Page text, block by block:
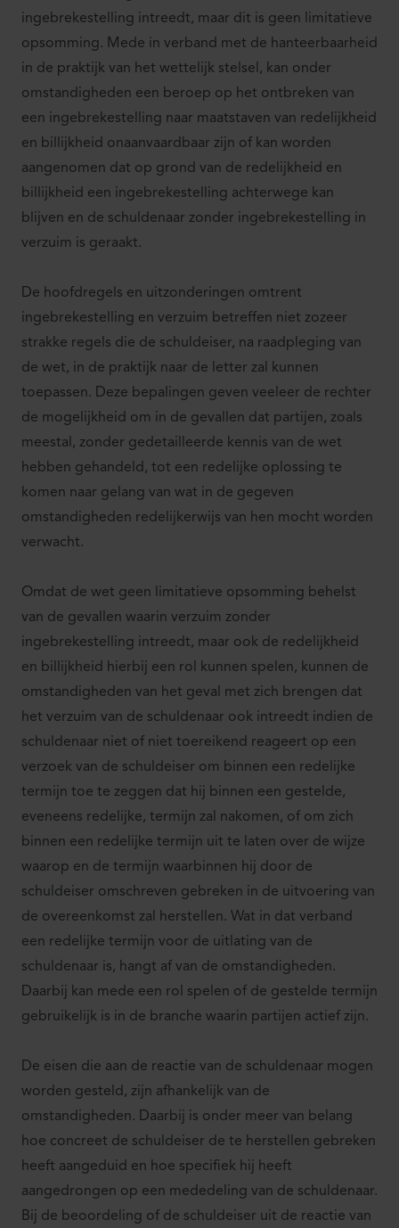
ingebrekestelling intreedt, maar dit is geen limitatieve
opsomming. Mede in verband met de hanteerbaarheid
in de praktijk van het wettelijk stelsel, kan onder
omstandigheden een beroep op het ontbreken van
een ingebrekestelling naar maatstaven van redelijkheid
en billijkheid onaanvaardbaar zijn of kan worden
aangenomen dat op grond van de redelijkheid en
billijkheid een ingebrekestelling achterwege kan
blijven en de schuldenaar zonder ingebrekestelling in
verzuim is geraakt.
De hoofdregels en uitzonderingen omtrent
ingebrekestelling en verzuim betreffen niet zozeer
strakke regels die de schuldeiser, na raadpleging van
de wet, in de praktijk naar de letter zal kunnen
toepassen. Deze bepalingen geven veeleer de rechter
de mogelijkheid om in de gevallen dat partijen, zoals
meestal, zonder gedetailleerde kennis van de wet
hebben gehandeld, tot een redelijke oplossing te
komen naar gelang van wat in de gegeven
omstandigheden redelijkerwijs van hen mocht worden
verwacht.
Omdat de wet geen limitatieve opsomming behelst
van de gevallen waarin verzuim zonder
ingebrekestelling intreedt, maar ook de redelijkheid
en billijkheid hierbij een rol kunnen spelen, kunnen de
omstandigheden van het geval met zich brengen dat
het verzuim van de schuldenaar ook intreedt indien de
schuldenaar niet of niet toereikend reageert op een
verzoek van de schuldeiser om binnen een redelijke
termijn toe te zeggen dat hij binnen een gestelde,
eveneens redelijke, termijn zal nakomen, of om zich
binnen een redelijke termijn uit te laten over de wijze
waarop en de termijn waarbinnen hij door de
schuldeiser omschreven gebreken in de uitvoering van
de overeenkomst zal herstellen. Wat in dat verband
een redelijke termijn voor de uitlating van de
schuldenaar is, hangt af van de omstandigheden.
Daarbij kan mede een rol spelen of de gestelde termijn
gebruikelijk is in de branche waarin partijen actief zijn.
De eisen die aan de reactie van de schuldenaar mogen
worden gesteld, zijn afhankelijk van de
omstandigheden. Daarbij is onder meer van belang
hoe concreet de schuldeiser de te herstellen gebreken
heeft aangeduid en hoe specifiek hij heeft
aangedrongen op een mededeling van de schuldenaar.
Bij de beoordeling of de schuldeiser uit de reactie van